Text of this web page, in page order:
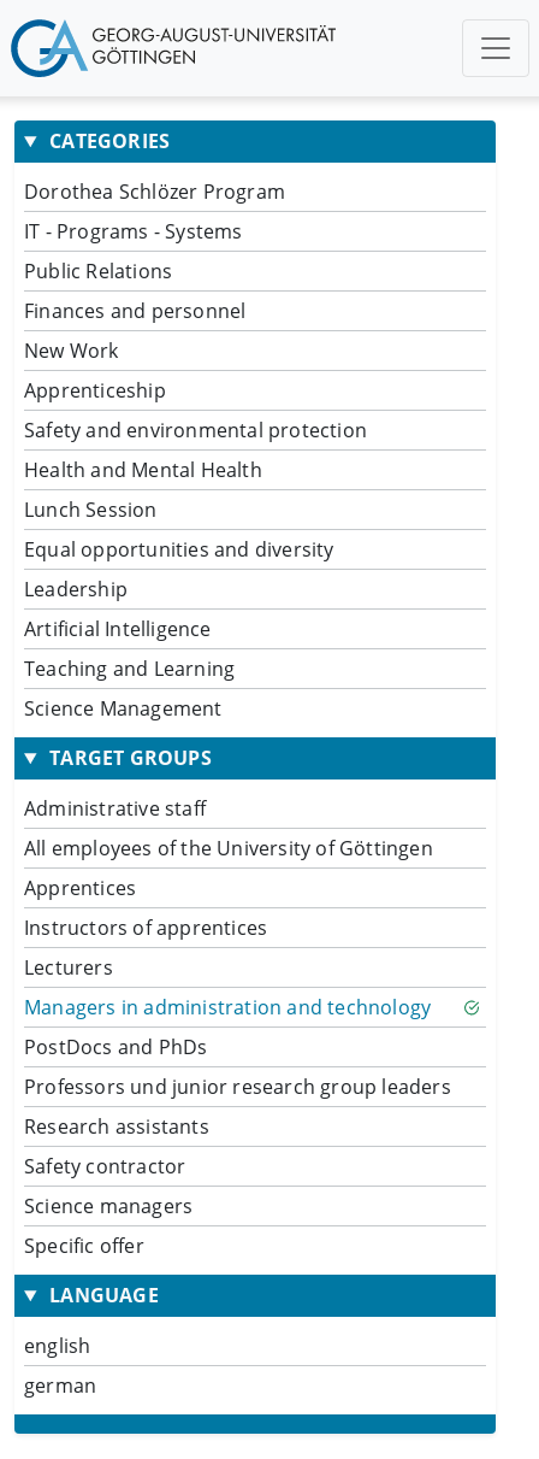
CATEGORIES
Dorothea Schlözer Program
IT - Programs - Systems
Public Relations
Finances and personnel
New Work
Apprenticeship
Safety and environmental protection
Health and Mental Health
Lunch Session
Equal opportunities and diversity
Leadership
Artificial Intelligence
Teaching and Learning
Science Management
TARGET GROUPS
Administrative staff
All employees of the University of Göttingen
Apprentices
Instructors of apprentices
Lecturers
Managers in administration and technology
PostDocs and PhDs
Professors und junior research group leaders
Research assistants
Safety contractor
Science managers
Specific offer
LANGUAGE
english
german